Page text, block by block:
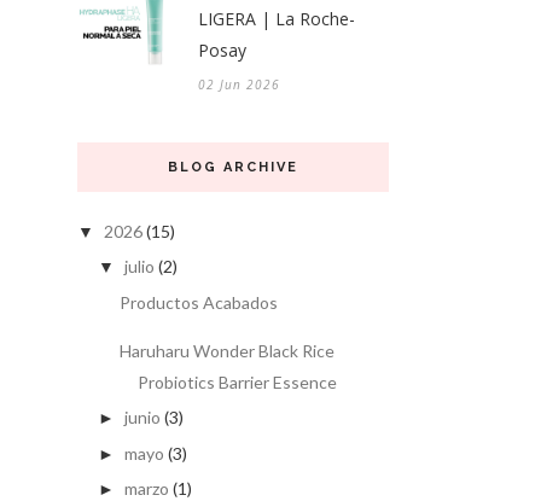
LIGERA | La Roche-
Posay
02 Jun 2026
BLOG ARCHIVE
▼ 2026(15)
▼ julio (2)
Productos Acabados
Haruharu Wonder Black Rice
Probiotics Barrier Essence
► junio (3)
► mayo (3)
► marzo (1)